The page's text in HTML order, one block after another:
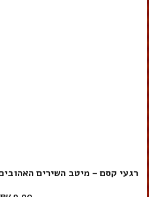
רגעי קסם – מיטב השירים